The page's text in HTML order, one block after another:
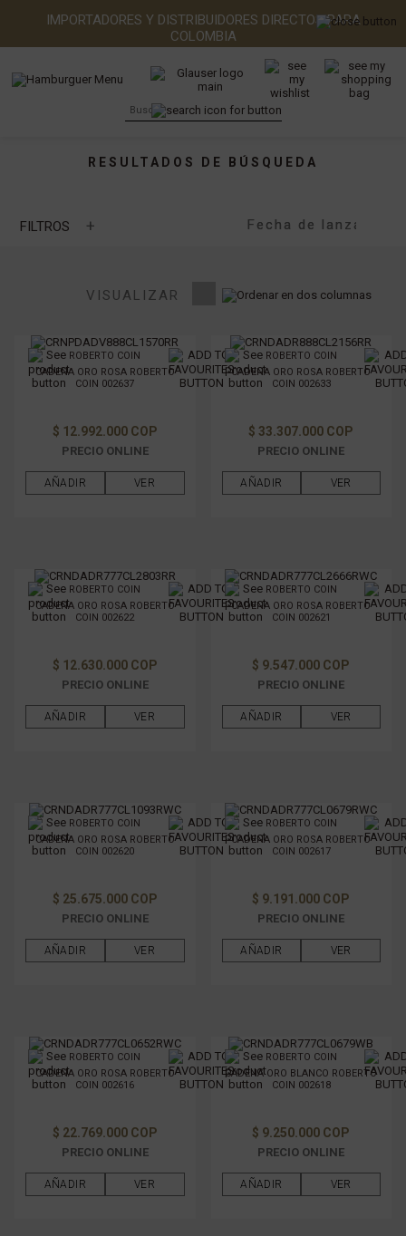
IMPORTADORES Y DISTRIBUIDORES DIRECTOS PARA
COLOMBIA
RESULTADOS DE BÚSQUEDA
FILTROS +
TIPO DE METAL
GÉNERO
FILTRAR POR PRECIO
VISUALIZAR
ROBERTO COIN
CADENA ORO ROSA ROBERTO
COIN 002637
$ 12.992.000 COP
PRECIO ONLINE
AÑADIR VER
ROBERTO COIN
CADENA ORO ROSA ROBERTO
COIN 002633
$ 33.307.000 COP
PRECIO ONLINE
AÑADIR VER
ROBERTO COIN
CADENA ORO ROSA ROBERTO
COIN 002622
$ 12.630.000 COP
PRECIO ONLINE
AÑADIR VER
ROBERTO COIN
CADENA ORO ROSA ROBERTO
COIN 002621
$ 9.547.000 COP
PRECIO ONLINE
AÑADIR VER
ROBERTO COIN
CADENA ORO ROSA ROBERTO
COIN 002620
$ 25.675.000 COP
PRECIO ONLINE
AÑADIR VER
ROBERTO COIN
CADENA ORO ROSA ROBERTO
COIN 002617
$ 9.191.000 COP
PRECIO ONLINE
AÑADIR VER
ROBERTO COIN
CADENA ORO ROSA ROBERTO
COIN 002616
$ 22.769.000 COP
PRECIO ONLINE
AÑADIR VER
ROBERTO COIN
CADENA ORO BLANCO ROBERTO
COIN 002618
$ 9.250.000 COP
PRECIO ONLINE
AÑADIR VER